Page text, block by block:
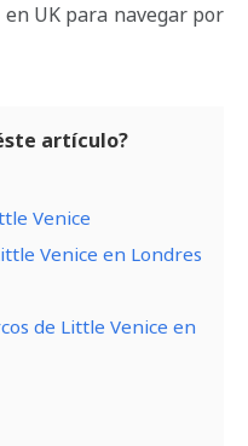
UK para navegar por
artículo?
Venice
Venice en Londres
de Little Venice en